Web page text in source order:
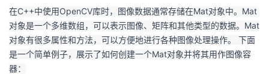
播
活
动
的
关
我
的
我
在C++中使用OpenCV库时，图像数据通常存储在Mat对象中。Mat
对象是一个多维数组，可以表示图像、矩阵和其他类型的数据。Mat
对象有很多属性和方法，可以方便地进行各种图像处理操作。 下面
是一个简单例子，展示了如何创建一个Mat对象并将其用作图像容
器：